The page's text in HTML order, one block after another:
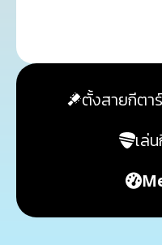
ตั้งสายกีตาร์
เล่